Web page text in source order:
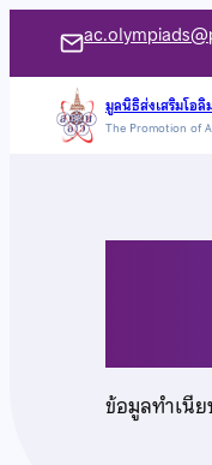
เนื้อหา
มูลนิธิส่งเสริมโอ
The Promotion of
ข้อมูลทำเนี